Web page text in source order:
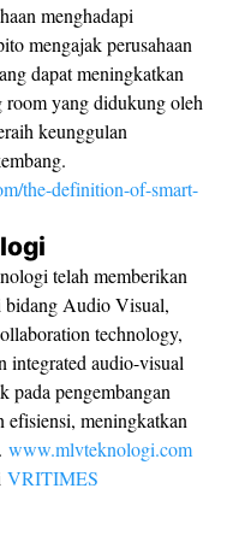
menghadapi
mengajak perusahaan
dapat meningkatkan
room yang didukung oleh
keunggulan
the-definition-of-smart-
telah memberikan
bidang Audio Visual,
technology,
integrated audio-visual
pada pengembangan
efisiensi, meningkatkan
www.mlvteknologi.com
VRITIMES